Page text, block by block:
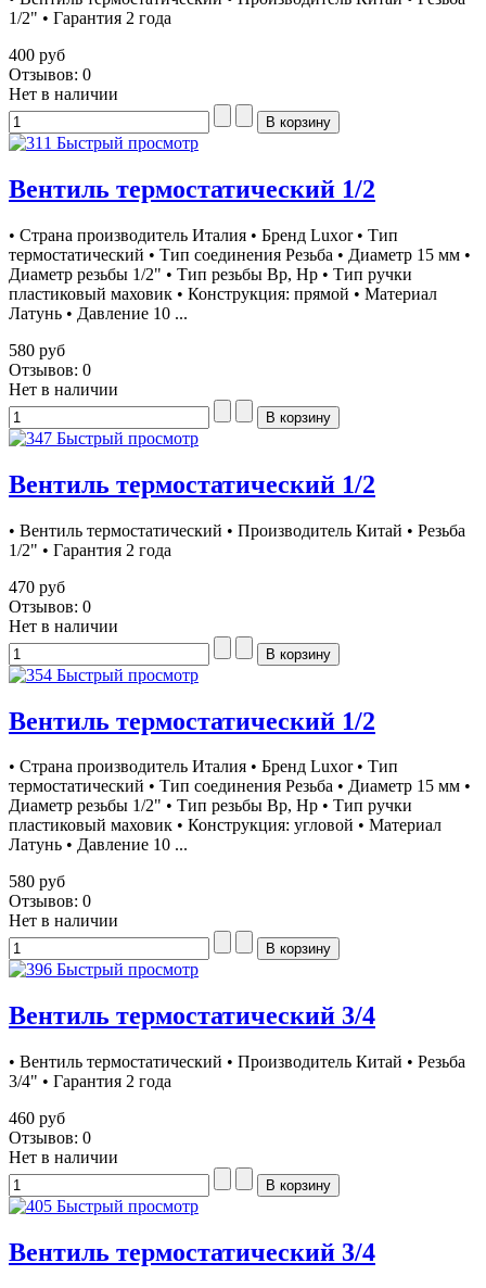
1/2" • Гарантия 2 года
400 руб
Отзывов: 0
Нет в наличии
Быстрый просмотр
Вентиль термостатический 1/2
• Страна производитель Италия • Бренд Luxor • Тип
термостатический • Тип соединения Резьба • Диаметр 15 мм •
Диаметр резьбы 1/2" • Тип резьбы Вр, Нр • Тип ручки
пластиковый маховик • Конструкция: прямой • Материал
Латунь • Давление 10 ...
580 руб
Отзывов: 0
Нет в наличии
Быстрый просмотр
Вентиль термостатический 1/2
• Вентиль термостатический • Производитель Китай • Резьба
1/2" • Гарантия 2 года
470 руб
Отзывов: 0
Нет в наличии
Быстрый просмотр
Вентиль термостатический 1/2
• Страна производитель Италия • Бренд Luxor • Тип
термостатический • Тип соединения Резьба • Диаметр 15 мм •
Диаметр резьбы 1/2" • Тип резьбы Вр, Нр • Тип ручки
пластиковый маховик • Конструкция: угловой • Материал
Латунь • Давление 10 ...
580 руб
Отзывов: 0
Нет в наличии
Быстрый просмотр
Вентиль термостатический 3/4
• Вентиль термостатический • Производитель Китай • Резьба
3/4" • Гарантия 2 года
460 руб
Отзывов: 0
Нет в наличии
Быстрый просмотр
Вентиль термостатический 3/4